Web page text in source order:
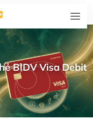
BIDV Visa Debit